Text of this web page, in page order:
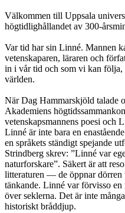
Välkommen till Uppsala
högtidlighållandet av 300-
Var tid har sin Linné. Mannen
vetenskaparen, läraren och
in i vår tid och som vi kan
världen.
När Dag Hammarskjöld talade
Akademiens
vetenskapsmannens poesi och
Linné är inte bara en
en språkets ständigt spejande
Strindberg skrev: ”Linné var
naturforskare”. Säkert är att
litteraturen — de öppnar dörren
tänkande. Linné var förvisso
över seklerna. Det är inte
historiskt bråddjup.